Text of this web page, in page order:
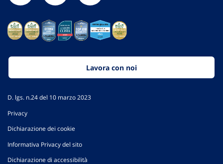
Lavora con noi
D. lgs. n.24 del 10 marzo 2023
Privacy
Dichiarazione dei cookie
Informativa Privacy del sito
Dichiarazione di accessibilità